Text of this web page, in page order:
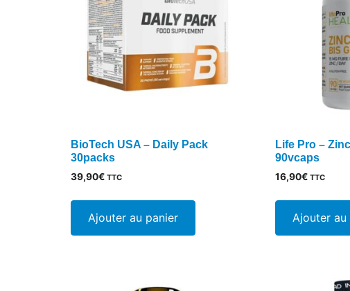
BioTech USA – Daily Pack
30packs
39,90€ TTC
Ajouter au panier
Life Pro –
90vcaps
16,90€ TTC
Ajouter au